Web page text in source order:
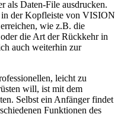
als Daten-File ausdrucken.
in der Kopfleiste von VISION
wie z.B. die
die Art der Rückkehr in
auch weiterhin zur
leicht zu
will, ist mit dem
Selbst ein Anfänger findet
Funktionen des